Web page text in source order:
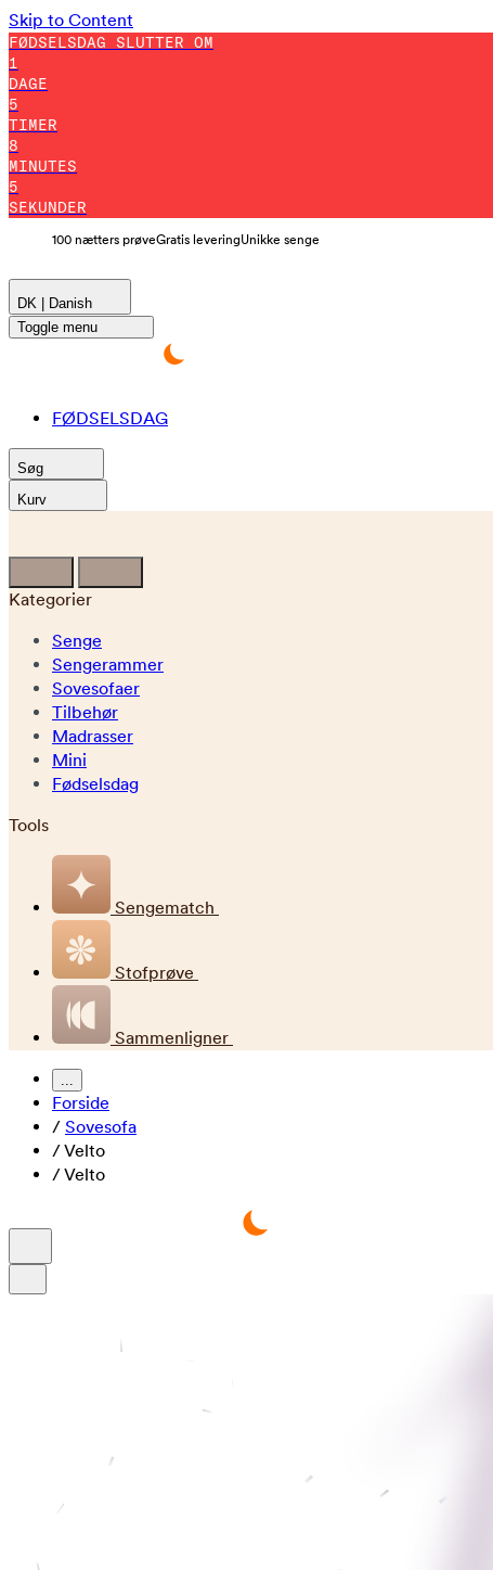
Skip to Content
FØDSELSDAG SLUTTER OM
1
DAGE
5
TIMER
8
MINUTES
4
SEKUNDER
100 nætters prøveGratis leveringUnikke senge
DK | Danish
Toggle menu
FØDSELSDAG
Søg
Kurv
Kategorier
Senge
Sengerammer
Sovesofaer
Tilbehør
Madrasser
Mini
Fødselsdag
Tools
Sengematch
Stofprøve
Sammenligner
...
Forside
/ Sovesofa
/Velto
/Velto